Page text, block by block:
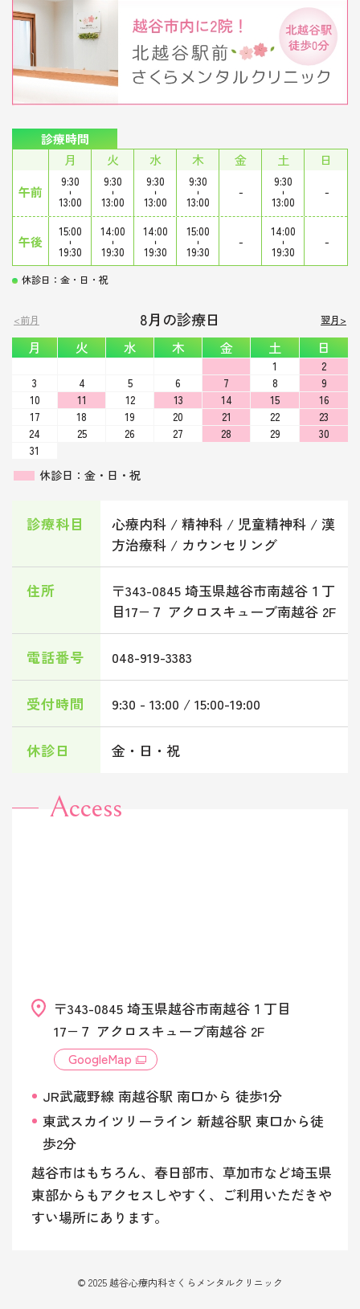
診療科目
心療内科 / 精神科 / 児童精神科 / 漢
方治療科 / カウンセリング
住所
〒343-0845 埼玉県越谷市南越谷１丁
目17−７ アクロスキューブ南越谷 2F
電話番号 048-919-3383
受付時間 9:30 - 13:00 / 15:00-19:00
休診日 金・日・祝
<前月 8月の診療日
月 火 水 木 金 土 日
1
2
3
4 5 6 7 8
9
10
11 12 13 14 15
16
17
18 19 20 21 22
23
24
25 26 27 28 29
30
31
休診日：金・日・祝
翌月>
診療時間
月
火 水 木 金 土
日
午前
9:30
-
13:00
9:30
-
13:00
9:30
-
13:00
9:30
-
13:00
-
9:30
-
13:00
-
午後
15:00
-
19:30
14:00
-
19:30
14:00
-
19:30
15:00
-
19:30
-
14:00
-
19:30
-
休診日：金・日・祝
Access
〒343-0845 埼玉県越谷市南越谷１丁目
17−７ アクロスキューブ南越谷 2F
GoogleMap
JR武蔵野線 南越谷駅 南口から 徒歩1分
東武スカイツリーライン 新越谷駅 東口から徒
歩2分
越谷市はもちろん、春日部市、草加市など埼玉県
東部からもアクセスしやすく、ご利用いただきや
すい場所にあります。
© 2025 越谷心療内科さくらメンタルクリニック